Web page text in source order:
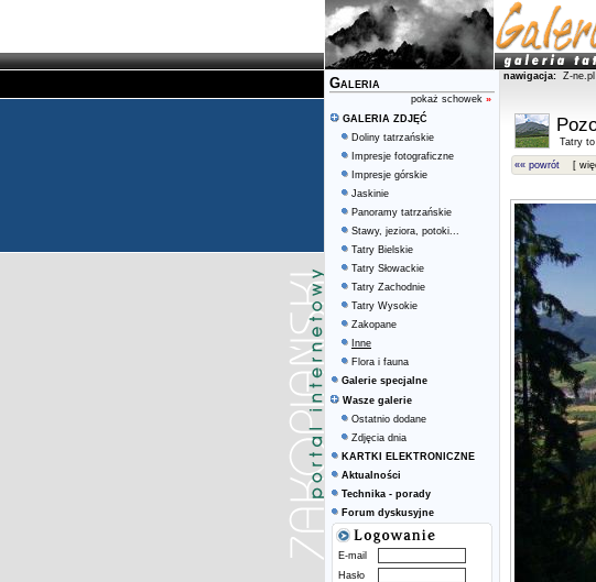
Galeria
pokaż schowek »
GALERIA ZDJĘĆ
Doliny tatrzańskie
Impresje fotograficzne
Impresje górskie
Jaskinie
Panoramy tatrzańskie
Stawy, jeziora, potoki...
Tatry Bielskie
Tatry Słowackie
Tatry Zachodnie
Tatry Wysokie
Zakopane
Inne
Flora i fauna
Galerie specjalne
Wasze galerie
Ostatnio dodane
Zdjęcia dnia
KARTKI ELEKTRONICZNE
Aktualności
Technika - porady
Forum dyskusyjne
E-mail
Hasło
nawigacja: Z-ne.pl
Tatry
«« powrót [